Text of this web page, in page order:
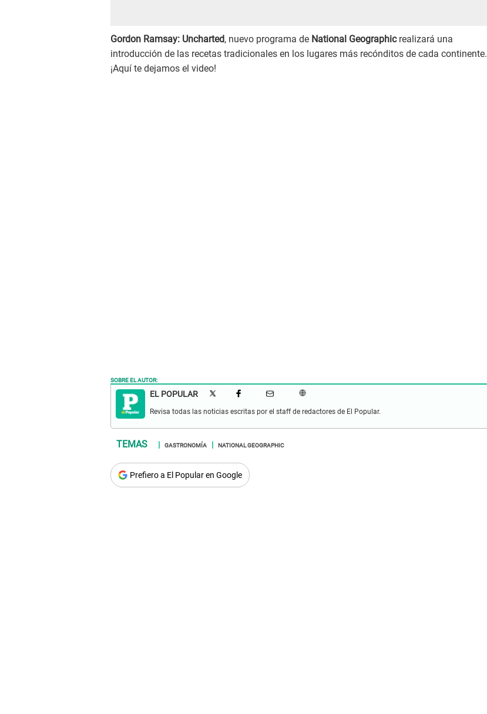
Gordon Ramsay: Uncharted, nuevo programa de National Geographic realizará una
introducción de las recetas tradicionales en los lugares más recónditos de cada continente.
¡Aquí te dejamos el video!
SOBRE EL AUTOR:
EL POPULAR
Revisa todas las noticias escritas por el staff de redactores de El Popular.
GASTRONOMÍA NATIONAL GEOGRAPHIC
Prefiero a El Popular en Google